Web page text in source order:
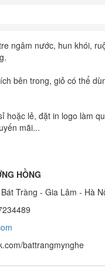
ngâm nước, hun khói,
bên trong, giỏ có thể
hoặc lẻ, đặt in logo làm
mãi...
HỒNG
Tràng - Gia Lâm - Hà
battrangmynghe